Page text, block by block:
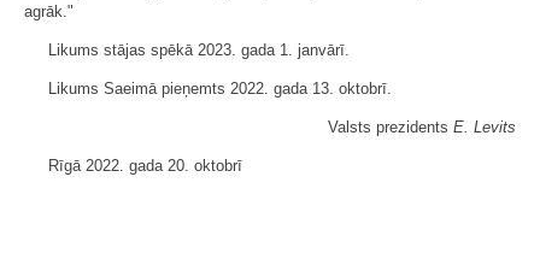
agrāk."
Likums stājas spēkā 2023. gada 1. janvārī.
Likums Saeimā pieņemts 2022. gada 13. oktobrī.
Valsts prezidents E. Levits
Rīgā 2022. gada 20. oktobrī